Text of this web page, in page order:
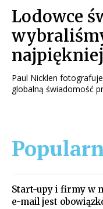
Lodowce
Paul Nicklen
globalną świadomość
Start-upy i firmy w
e-mail jest